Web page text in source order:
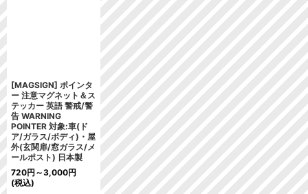
[MAGSIGN] ポインタ
ー 注意マグネット＆ス
テッカー 英語 警戒/警
告 WARNING
POINTER 対象:車(ド
ア/ガラス/ボディ)・屋
外(玄関扉/窓ガラス/メ
ールポスト) 日本製
720円 ～3,000円
(税込)